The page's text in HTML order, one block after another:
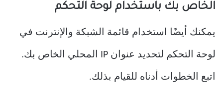
الخاص بك باستخدام لوحة التحكم
يمكنك أيضًا استخدام قائمة الشبكة والإنترنت في
لوحة التحكم لتحديد عنوان IP المحلي الخاص بك.
اتبع الخطوات أدناه للقيام بذلك.